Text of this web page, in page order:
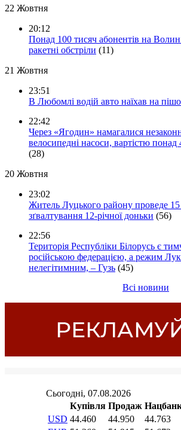
22 Жовтня
20:12
Понад 100 тисяч абонентів на
ракетні обстріли (11)
21 Жовтня
23:51
В Любомлі водій авто наїхав на
22:42
Через «Ягодин» намагалися
велосипедні насоси, вартістю понад
(28)
20 Жовтня
23:02
Житель Луцького району проведе 15
зґвалтування 12-річної доньки (56)
22:56
Територія Республіки Білорусь є
російською федерацією, а режим
нелегітимним, – Гузь (45)
Всі новини